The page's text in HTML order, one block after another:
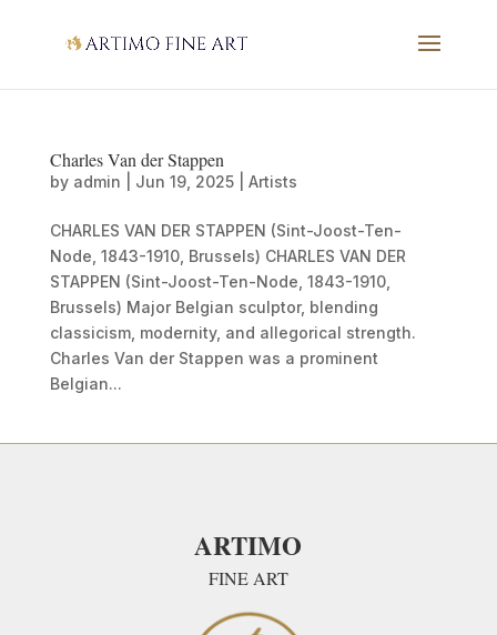
Charles Van der Stappen
by admin Jun 19, 2025| Artists
CHARLES VAN DER STAPPEN (Sint-Joost-Ten-
Node, 1843-1910, Brussels) CHARLES VAN DER
STAPPEN (Sint-Joost-Ten-Node, 1843-1910,
Brussels) Major Belgian sculptor, blending
classicism, modernity, and allegorical strength.
Charles Van der Stappen was a prominent
Belgian...
ARTIMO
FINE ART